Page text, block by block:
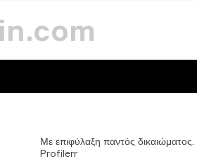
Με επιφύλαξη παντός δικαιώματος.
Profilerr